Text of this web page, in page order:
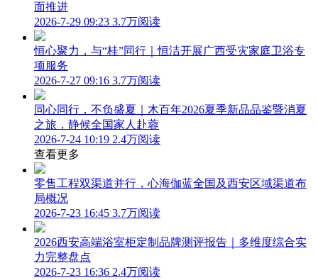
面推进
2026-7-29 09:23 3.7万阅读
恒心聚力，与“桂”同行｜恒洁开展广西受灾家庭卫浴专
项服务
2026-7-27 09:16 3.7万阅读
同心同行，不负盛夏｜木百年2026夏季新品品鉴暨消夏
之旅，静候全国家人赴蓉
2026-7-24 10:19 2.4万阅读
查看更多
零售工程双渠道并行，心海伽蓝全国及西安区域渠道布
局概况
2026-7-23 16:45 3.7万阅读
2026西安高端浴室柜定制品牌测评报告｜多维度综合实
力完整盘点
2026-7-23 16:36 2.4万阅读